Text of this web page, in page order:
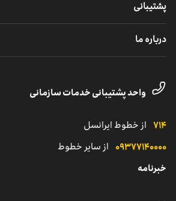
اینترنت اشیا
خدمات دیجیتال
خرید ردیاب خودرو
مدیریت هوشمند ناوگان
پشتیبانی
نمایندگی
درباره ما
داستان موفقیت
واحد پشتیبانی خدمات سازمانی
۷۱۴ از خطوط ایرانسل
۰۹۳۷۷۱۴۰۰۰۰ از سایر خطوط
خبرنامه